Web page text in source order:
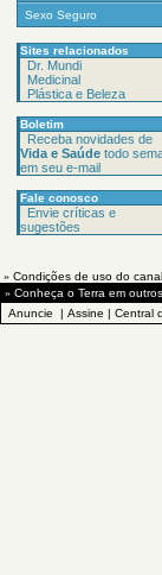
Sexo Seguro
Sites relacionados
Dr. Mundi
Medicinal
Plástica e Beleza
Boletim
Receba novidades de
Vida e Saúde todo
em seu e-mail
Fale conosco
Envie críticas e
sugestões
» Condições de uso do
» Conheça o Terra em
Anuncie | Assine | Central